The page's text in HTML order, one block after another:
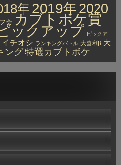
年 2019年2020
会 カブトボケ賞
ックアップ ピックア
チオシ ランキングバトル 大喜利β 大
ング特選カブトボケ